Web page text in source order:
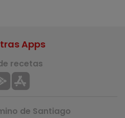
Apps
recetas
de Santiago